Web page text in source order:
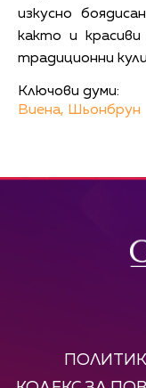
изкусно
както и
традиционни
Ключови думи:
Виена, Шьонбрун